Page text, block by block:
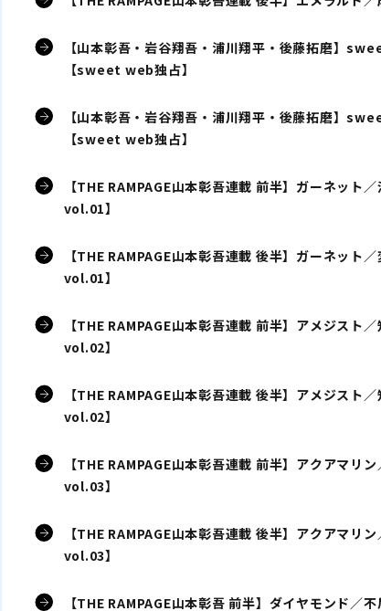
【山本彰吾・岩谷翔吾・浦川翔平・後藤拓磨】
【sweet web独占】
【山本彰吾・岩谷翔吾・浦川翔平・後藤拓磨】
【sweet web独占】
【THE RAMPAGE山本彰吾連載 前半】ガーネット
vol.01】
【THE RAMPAGE山本彰吾連載 後半】ガーネット
vol.01】
【THE RAMPAGE山本彰吾連載 前半】アメジスト
vol.02】
【THE RAMPAGE山本彰吾連載 後半】アメジスト
vol.02】
【THE RAMPAGE山本彰吾連載 前半】アクアマリ
vol.03】
【THE RAMPAGE山本彰吾連載 後半】アクアマリ
vol.03】
【THE RAMPAGE山本彰吾 前半】ダイヤモンド／